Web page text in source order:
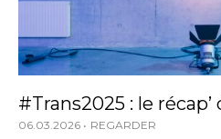
#Trans2025 : le
06.03.2026 REGARDER